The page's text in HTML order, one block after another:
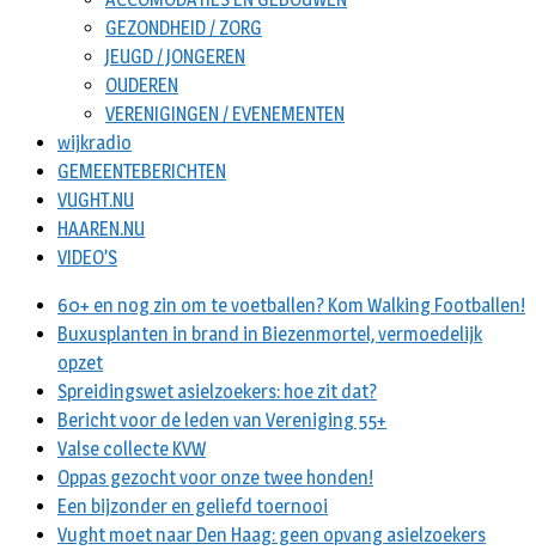
GEZONDHEID / ZORG
JEUGD / JONGEREN
OUDEREN
VERENIGINGEN / EVENEMENTEN
wijkradio
GEMEENTEBERICHTEN
VUGHT.NU
HAAREN.NU
VIDEO’S
60+ en nog zin om te voetballen? Kom Walking Footballen!
Buxusplanten in brand in Biezenmortel, vermoedelijk
opzet
Spreidingswet asielzoekers: hoe zit dat?
Bericht voor de leden van Vereniging 55+
Valse collecte KVW
Oppas gezocht voor onze twee honden!
Een bijzonder en geliefd toernooi
Vught moet naar Den Haag: geen opvang asielzoekers